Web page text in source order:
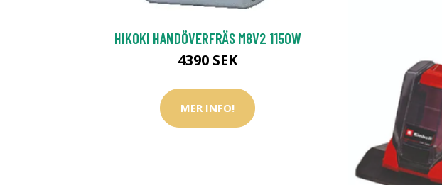
HIKOKI HANDÖVERFRÄS M8V2 1150W
4390 SEK
MER INFO!